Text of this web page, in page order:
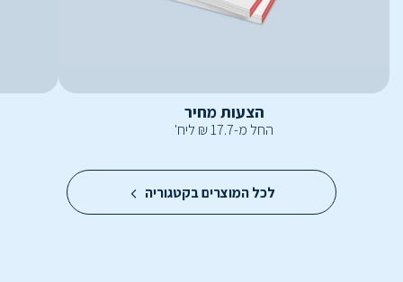
הצעות מחיר
החל מ-17.7
₪ ליח'
לכל המוצרים בקטגוריה